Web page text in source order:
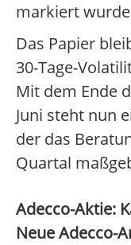
markiert
Das Papier
30-Tage-
Mit dem Ende
Juni steht nun
der das
Quartal
Adecco-Aktie:
Neue Adecco-